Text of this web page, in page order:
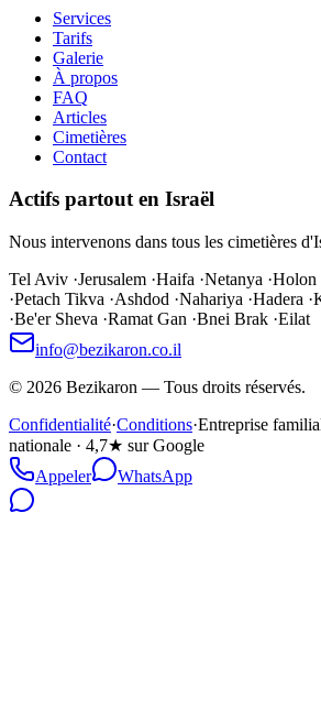
Services
Tarifs
Galerie
À propos
FAQ
Articles
Cimetières
Contact
Actifs partout en Israël
Nous intervenons dans tous les cimetières
Tel Aviv ·Jerusalem ·Haifa ·Netanya ·Holon
·Petach Tikva ·Ashdod ·Nahariya ·Hadera ·
·Be'er Sheva ·Ramat Gan ·Bnei Brak ·Eilat
info@bezikaron.co.il
© 2026 Bezikaron — Tous droits réservés.
Confidentialité·Conditions·Entreprise
nationale · 4,7★ sur Google
Appeler
WhatsApp